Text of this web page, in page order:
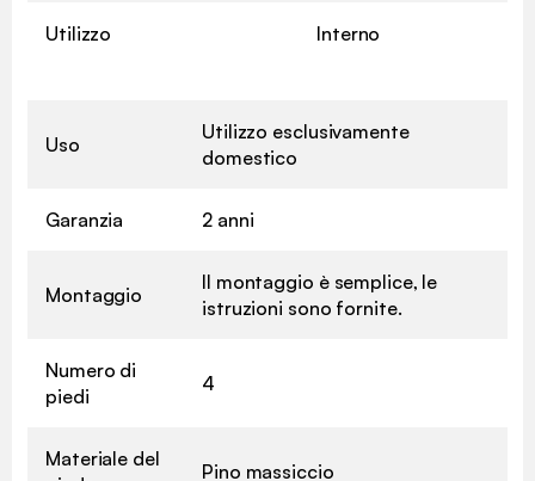
Utilizzo Interno
Uso
Utilizzo esclusivamente
domestico
Garanzia 2 anni
Montaggio
Il montaggio è semplice, le
istruzioni sono fornite.
Numero di
piedi
4
Materiale del
Pino massiccio